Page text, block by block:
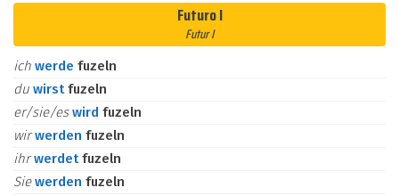
Futuro I
Futur I
ich werde fuzeln
du wirstfuzeln
er/sie/eswird fuzeln
wirwerden fuzeln
ihrwerdetfuzeln
Siewerden fuzeln